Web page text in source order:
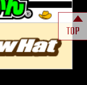
TOP